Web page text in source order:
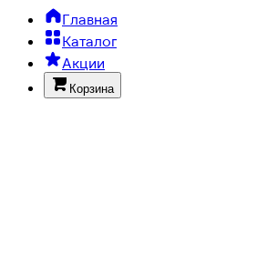
Главная
Каталог
Акции
Корзина